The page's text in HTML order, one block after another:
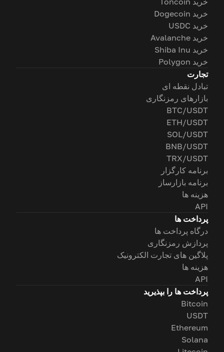
خرید Dogecoin
خرید USDC
خرید Avalanche
خرید Shiba Inu
خرید Polygon
تجارت
تبادل نقطه ای
بازارهای رمزنگاری
BTC/USDT
ETH/USDT
SOL/USDT
BNB/USDT
TRX/USDT
برنامه کارگزار
برنامه بازارساز
هزینه ها
API
پرداخت ها
درگاه پرداخت ها
پردازش رمزنگاری
پلاگین های تجارت الکترونیک
هزینه ها
API
پرداخت ها را بپذیرید
Bitcoin
USDT
Ethereum
Solana